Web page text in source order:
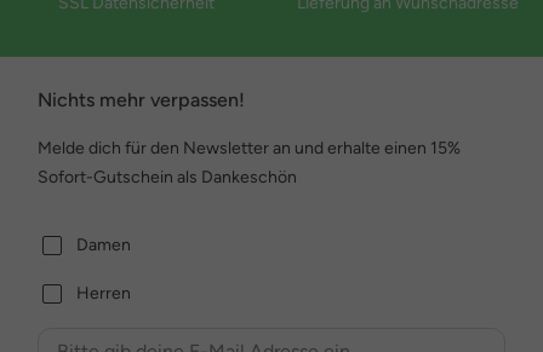
Nichts mehr verpassen!
Melde dich für den Newsletter an und erhalte einen 15%
Sofort-Gutschein als Dankeschön
Damen
Herren